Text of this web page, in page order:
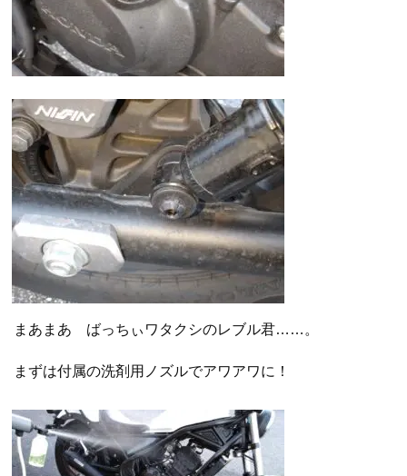
まあまあ ばっちぃワタクシのレブル君……。
まずは付属の洗剤用ノズルでアワアワに！